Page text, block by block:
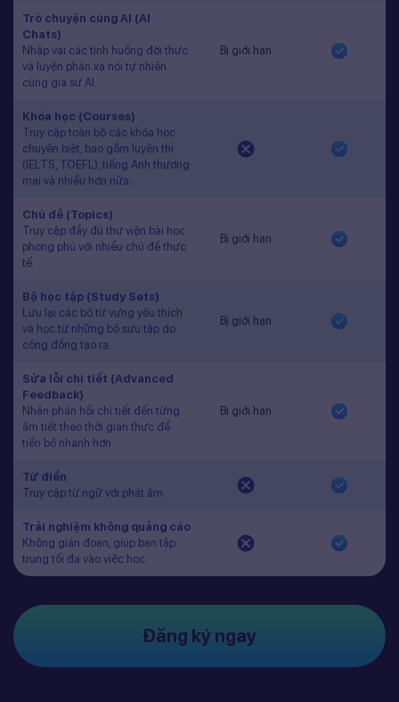
Trò chuyện cùng AI (AI
Chats)
Nhập vai các tình huống đời thực
và luyện phản xạ nói tự nhiên
cùng gia sư AI.
Bị giới hạn
Khóa học (Courses)
Truy cập toàn bộ các khóa học
chuyên biệt, bao gồm luyện thi
(IELTS, TOEFL), tiếng Anh thương
mại và nhiều hơn nữa.
Chủ đề (Topics)
Truy cập đầy đủ thư viện bài học
phong phú với nhiều chủ đề thực
tế.
Bị giới hạn
Bộ học tập (Study Sets)
Lưu lại các bộ từ vựng yêu thích
và học từ những bộ sưu tập do
cộng đồng tạo ra.
Bị giới hạn
Sửa lỗi chi tiết (Advanced
Feedback)
Nhận phản hồi chi tiết đến từng
âm tiết theo thời gian thực để
tiến bộ nhanh hơn.
Bị giới hạn
Từ điển
Truy cập từ ngữ với phát âm
Trải nghiệm không quảng cáo
Không gián đoạn, giúp bạn tập
trung tối đa vào việc học.
Đăng ký ngay